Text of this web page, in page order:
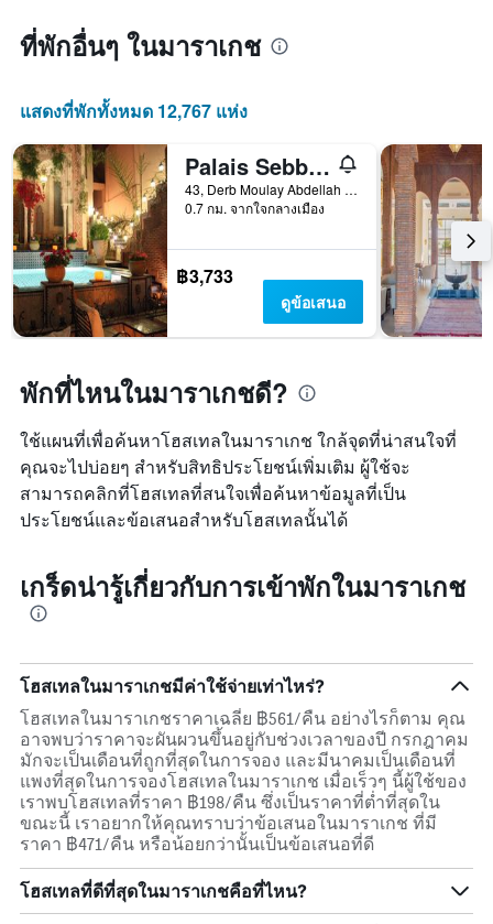
แแส
ดง
ของ
พัก
ที่พักอื่นๆ ในมาราเกช
แสดงที่พักทั้งหมด 12,767 แห่ง
Palais Sebban
43, Derb Moulay Abdellah Ben Hssein, มาราเกช, โมร็อกโก
0.7 กม. จากใจกลางเมือง
฿3,733
ดูข้อเสนอ
พักที่ไหนในมาราเกชดี?
ใช้แผนที่เพื่อค้นหาโฮสเทลในมาราเกช ใกล้จุดที่น่าสนใจที่
คุณจะไปบ่อยๆ สำหรับสิทธิประโยชน์เพิ่มเติม ผู้ใช้จะ
สามารถคลิกที่โฮสเทลที่สนใจเพื่อค้นหาข้อมูลที่เป็น
ประโยชน์และข้อเสนอสำหรับโฮสเทลนั้นได้
เกร็ดน่ารู้เกี่ยวกับการเข้าพักในมาราเกช
โฮสเทลในมาราเกชมีค่าใช้จ่ายเท่าไหร่?
โฮสเทลในมาราเกชราคาเฉลี่ย ฿561/คืน อย่างไรก็ตาม คุณ
อาจพบว่าราคาจะผันผวนขึ้นอยู่กับช่วงเวลาของปี กรกฎาคม
มักจะเป็นเดือนที่ถูกที่สุดในการจอง และมีนาคมเป็นเดือนที่
แพงที่สุดในการจองโฮสเทลในมาราเกช เมื่อเร็วๆ นี้ผู้ใช้ของ
เราพบโฮสเทลที่ราคา ฿198/คืน ซึ่งเป็นราคาที่ต่ำที่สุดใน
ขณะนี้ เราอยากให้คุณทราบว่าข้อเสนอในมาราเกช ที่มี
ราคา ฿471/คืน หรือน้อยกว่านั้นเป็นข้อเสนอที่ดี
โฮสเทลที่ดีที่สุดในมาราเกชคือที่ไหน?